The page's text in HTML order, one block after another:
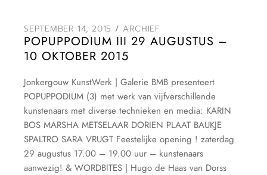
SEPTEMBER 14, 2015 ARCHIEF
POPUPPODIUM III 29 AUGUSTUS –
10 OKTOBER 2015
Jonkergouw KunstWerk | Galerie BMB presenteert
POPUPPODIUM (3) met werk van vijfverschillende
kunstenaars met diverse technieken en media: KARIN
BOS MARSHA METSELAAR DORIEN PLAAT BAUKJE
SPALTRO SARA VRUGT Feestelijke opening ! zaterdag
29 augustus 17.00 – 19.00 uur – kunstenaars
aanwezig! & WORDBITES | Hugo de Haas van Dorss